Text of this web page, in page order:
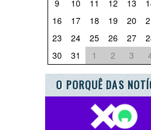
O PORQUÊ DAS NOTÍCIAS
O QUE QUER DEITAR FORA?